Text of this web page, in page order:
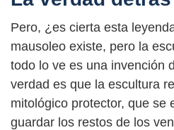
Pero, ¿es cierta esta
mausoleo existe, pero la
todo lo ve es una invención
verdad es que la escultura
mitológico protector, que se
guardar los restos de los